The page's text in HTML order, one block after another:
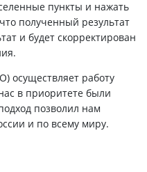
пункты и нажать
полученный результат
и будет скорректирован
осуществляет работу
в приоритете были
позволил нам
и по всему миру.